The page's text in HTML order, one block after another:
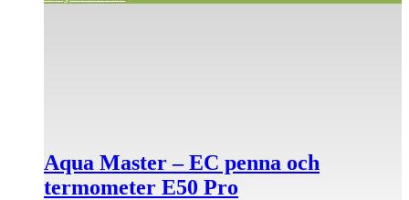
Aqua Master – EC penna och
termometer E50 Pro